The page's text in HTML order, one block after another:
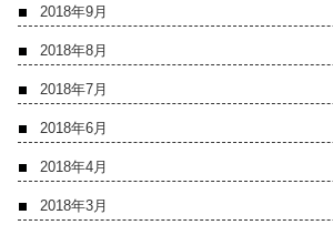
2018年9月
2018年8月
2018年7月
2018年6月
2018年4月
2018年3月